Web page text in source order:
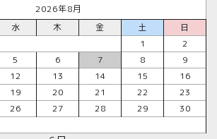
2026年8月
水 木 金 土
日
1
2
5 6 7 8
9
12 13 14 15
16
19 20 21 22
23
26 27 28 29
30